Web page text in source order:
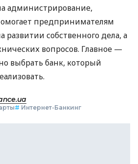
администрирование,
предпринимателям
развитии собственного дела, а
вопросов. Главное —
выбрать банк, который
# Интернет-Банкинг